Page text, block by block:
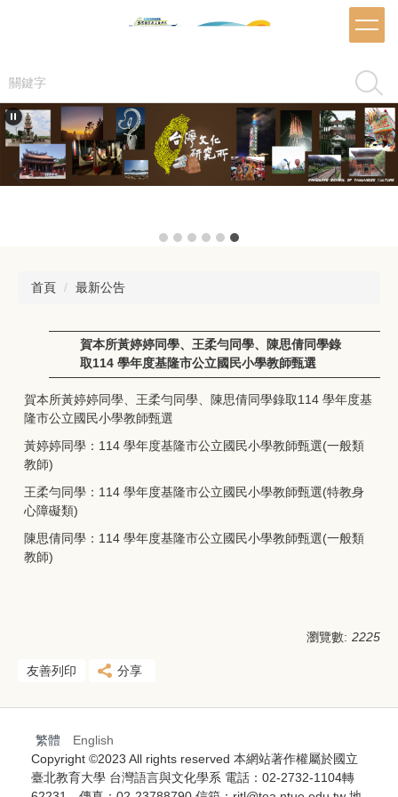
內
容
區
搜尋
首頁 最新公告
賀本所黃婷婷同學、王柔勻同學、陳思倩同學錄
取114 學年度基隆市公立國民小學教師甄選
賀本所黃婷婷同學、王柔勻同學、陳思倩同學錄取114 學年度基
隆市公立國民小學教師甄選
黃婷婷同學：114 學年度基隆市公立國民小學教師甄選(一般類
教師)
王柔勻同學：114 學年度基隆市公立國民小學教師甄選(特教身
心障礙類)
陳思倩同學：114 學年度基隆市公立國民小學教師甄選(一般類
教師)
瀏覽數: 2225
友善列印 分享
繁體
English
Copyright ©2023 All rights reserved 本網站著作權屬於國立
臺北教育大學 台灣語言與文化學系 電話：02-2732-1104轉